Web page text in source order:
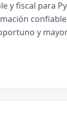
y fiscal para
y